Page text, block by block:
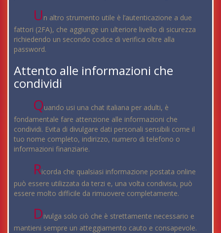
Un altro strumento utile è l’autenticazione a due
fattori (2FA), che aggiunge un ulteriore livello di sicurezza
richiedendo un secondo codice di verifica oltre alla
password.
Attento alle informazioni che
condividi
Quando usi una chat italiana per adulti, è
fondamentale fare attenzione alle informazioni che
condividi. Evita di divulgare dati personali sensibili come il
tuo nome completo, indirizzo, numero di telefono o
informazioni finanziarie.
Ricorda che qualsiasi informazione postata online
può essere utilizzata da terzi e, una volta condivisa, può
essere molto difficile da rimuovere completamente.
Divulga solo ciò che è strettamente necessario e
mantieni sempre un atteggiamento cauto e consapevole.